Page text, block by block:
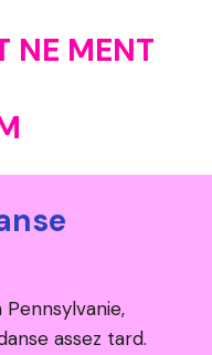
NE MENT
assez tard.